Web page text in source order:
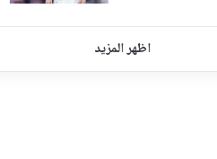
اظهر المزيد